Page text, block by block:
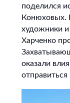
поделился
Конюховых.
художники
Харченко
оказали